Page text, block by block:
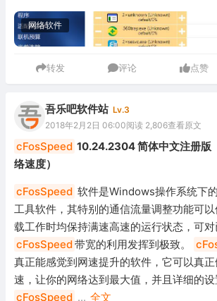
网络软件
转发 评论 点赞
吾乐吧软件站 Lv.3
2018年2月2日 06:00阅读 2,806查看原文
cFosSpeed 10.24.2304 简体中文注册版
络速度）
cFosSpeed 软件是Windows操作系统下
工具软件，其特别的通信流量调整功能可
载工作时均保持满速高速的运行状态，可
cFosSpeed带宽的利用发挥到极致。
真正能感觉到网速提升的软件，它可以真
速，让你的网络达到最大值，并且详细的设
cFosSpeed ... 全文